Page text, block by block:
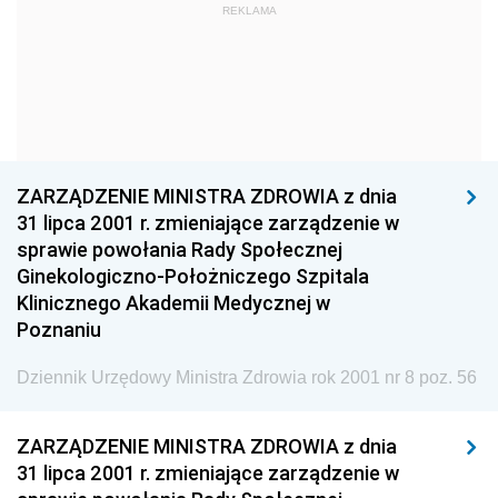
Dziennik Urzędowy Głównego Urzędu Statystycznego
Dziennik Urzędowy Urzędu Ochrony Konkurencji i
Konsumentów
Dziennik Urzędowy Ministra Pracy i Polityki
Społecznej
Dziennik Urzędowy Ministra Spraw Zagranicznych
Dziennik Urzędowy Ministerstwa Hutnictwa i
Przemysłu Maszynowego
REKLAMA
ZARZĄDZENIE MINISTRA ZDROWIA z dnia
31 lipca 2001 r. zmieniające zarządzenie w
sprawie powołania Rady Społecznej
Ginekologiczno-Położniczego Szpitala
Klinicznego Akademii Medycznej w
Poznaniu
Dziennik Urzędowy Ministra Zdrowia rok 2001 nr 8 poz. 56
ZARZĄDZENIE MINISTRA ZDROWIA z dnia
31 lipca 2001 r. zmieniające zarządzenie w